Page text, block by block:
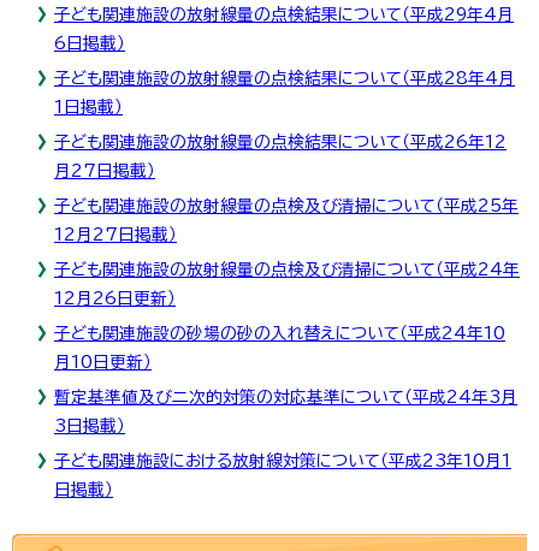
子ども関連施設の放射線量の点検結果について（平成29年4月
6日掲載）
子ども関連施設の放射線量の点検結果について（平成28年4月
1日掲載）
子ども関連施設の放射線量の点検結果について（平成26年12
月27日掲載）
子ども関連施設の放射線量の点検及び清掃について（平成25年
12月27日掲載）
子ども関連施設の放射線量の点検及び清掃について（平成24年
12月26日更新）
子ども関連施設の砂場の砂の入れ替えについて（平成24年10
月10日更新）
暫定基準値及び二次的対策の対応基準について（平成24年3月
3日掲載）
子ども関連施設における放射線対策について（平成23年10月1
日掲載）